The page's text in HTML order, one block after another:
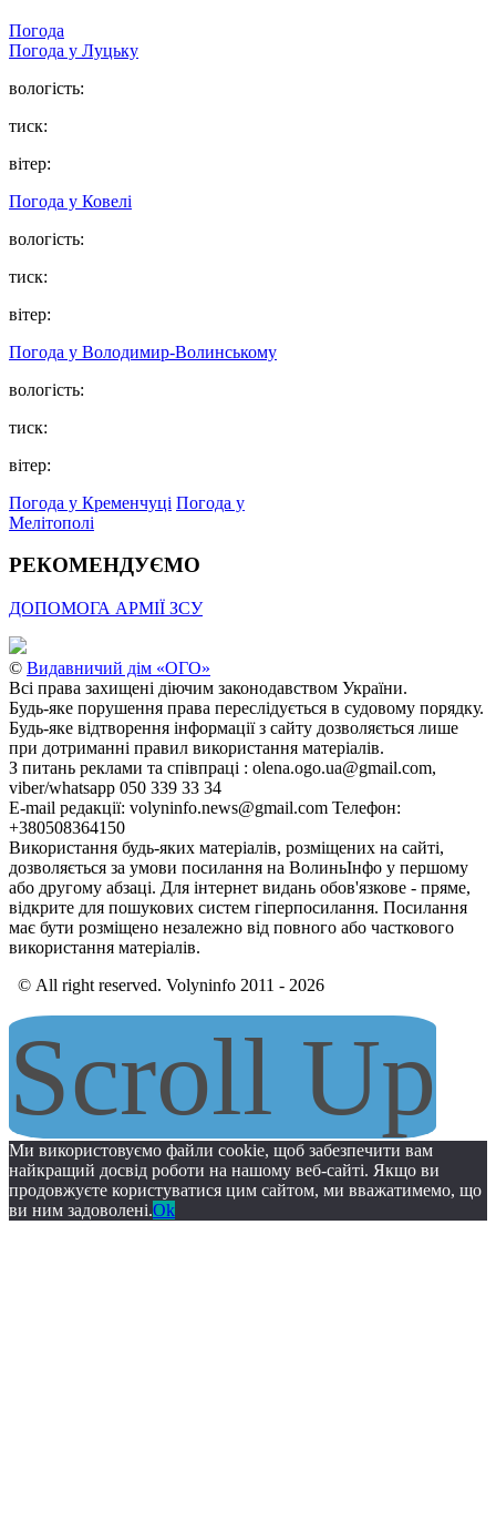
Погода
Погода у Луцьку
вологість:
тиск:
вітер:
Погода у Ковелі
вологість:
тиск:
вітер:
Погода у Володимир-Волинському
вологість:
тиск:
вітер:
Погода у Кременчуці Погода у
Мелітополі
РЕКОМЕНДУЄМО
ДОПОМОГА АРМІЇ ЗСУ
© Видавничий дім «ОГО»
Всі права захищені діючим законодавством України.
Будь-яке порушення права переслідується в судовому порядку.
Будь-яке відтворення інформації з сайту дозволяється лише
при дотриманні правил використання матеріалів.
З питань реклами та співпраці : olena.ogo.ua@gmail.com,
viber/whatsapp 050 339 33 34
E-mail редакції: volyninfo.news@gmail.com Телефон:
+380508364150
Використання будь-яких матеріалів, розміщених на сайті,
дозволяється за умови посилання на ВолиньІнфо у першому
або другому абзаці. Для інтернет видань обов'язкове - пряме,
відкрите для пошукових систем гіперпосилання. Посилання
має бути розміщено незалежно від повного або часткового
використання матеріалів.
© All right reserved. Volyninfo 2011 - 2026
Scroll Up
Ми використовуємо файли cookie, щоб забезпечити вам
найкращий досвід роботи на нашому веб-сайті. Якщо ви
продовжуєте користуватися цим сайтом, ми вважатимемо, що
ви ним задоволені.Ok